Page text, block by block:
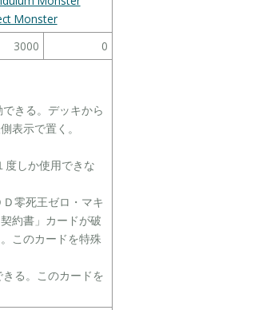
Monster
3000
0
きる。デッキから
表示で置く。
度しか使用できな
零死王ゼロ・マキ
約書」カードが破
このカードを特殊
る。このカードを